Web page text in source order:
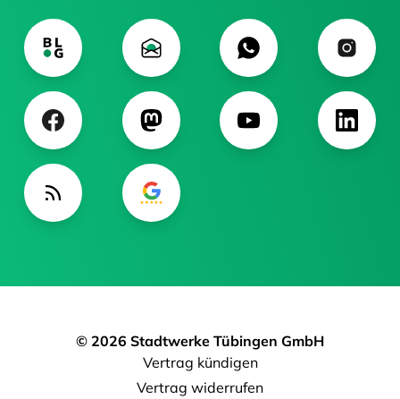
© 2026 Stadtwerke Tübingen GmbH
Vertrag kündigen
Vertrag widerrufen